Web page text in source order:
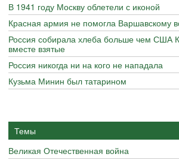
В 1941 году Москву облетели с иконой
Красная армия не помогла Варшавскому
Россия собирала хлеба больше чем США
вместе взятые
Россия никогда ни на кого не нападала
Кузьма Минин был татарином
Темы
Великая Отечественная война